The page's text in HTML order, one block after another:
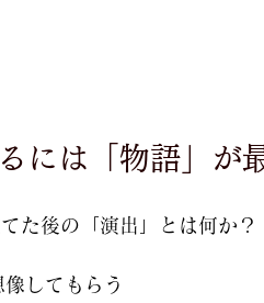
には「物語」が
た後の「演出」とは何か？
像してもらう